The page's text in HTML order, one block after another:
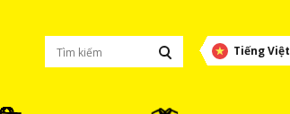
Tiếng Việt